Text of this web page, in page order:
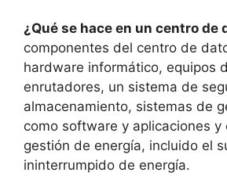
¿Qué se hace en un centro de
componentes del centro de
hardware informático, equipos
enrutadores, un sistema de
almacenamiento, sistemas de
como software y aplicaciones y
gestión de energía, incluido el
ininterrumpido de energía.